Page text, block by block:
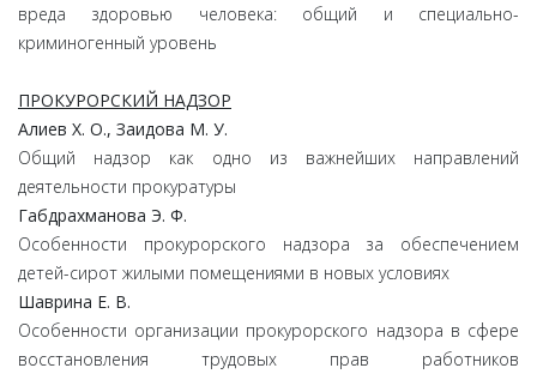
вреда здоровью человека: общий и специально-
криминогенный уровень
ПРОКУРОРСКИЙ НАДЗОР
Алиев Х. О., Заидова М. У.
Общий надзор как одно из важнейших направлений
деятельности прокуратуры
Габдрахманова Э. Ф.
Особенности прокурорского надзора за обеспечением
детей-сирот жилыми помещениями в новых условиях
Шаврина Е. В.
Особенности организации прокурорского надзора в сфере
восстановления трудовых прав работников